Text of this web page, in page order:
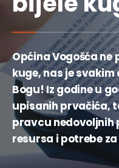
Općina Vogošća ne
kuge, nas je
Bogu! Iz godine u
upisanih prvačića,
pravcu nedovoljnih
resursa i potrebe